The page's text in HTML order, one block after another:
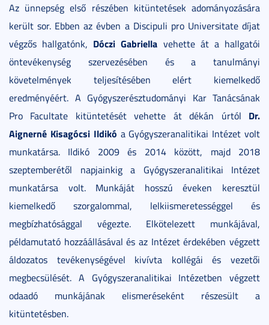
Az ünnepség első részében kitüntetések adományozására
került sor. Ebben az évben a Discipuli pro Universitate díjat
végzős hallgatónk, Dóczi Gabriella vehette át a hallgatói
öntevékenység szervezésében és a tanulmányi
követelmények teljesítésében elért kiemelkedő
eredményéért. A Gyógyszerésztudományi Kar Tanácsának
Pro Facultate kitüntetését vehette át dékán úrtól Dr.
Aignerné Kisagócsi Ildikó a Gyógyszeranalitikai Intézet volt
munkatársa. Ildikó 2009 és 2014 között, majd 2018
szeptemberétől napjainkig a Gyógyszeranalitikai Intézet
munkatársa volt. Munkáját hosszú éveken keresztül
kiemelkedő szorgalommal, lelkiismeretességgel és
megbízhatósággal végezte. Elkötelezett munkájával,
példamutató hozzáállásával és az Intézet érdekében végzett
áldozatos tevékenységével kivívta kollégái és vezetői
megbecsülését. A Gyógyszeranalitikai Intézetben végzett
odaadó munkájának elismeréseként részesült a
kitüntetésben.